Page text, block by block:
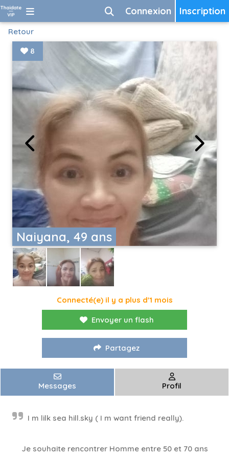
Inscription
Connexion
Retour
Naiyana, 49 ans
8
Connecté(e) il y a plus d'1 mois
Envoyer un flash
Partagez
Messages Profil
I m lilk sea hill.sky ( I m​ want friend really).
Je souhaite rencontrer Homme entre 50 et 70 ans